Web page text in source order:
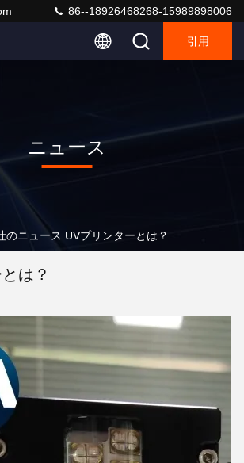
86--18926468268-15989898006
引用
ニュース
のニュース UVプリンターとは？
は？